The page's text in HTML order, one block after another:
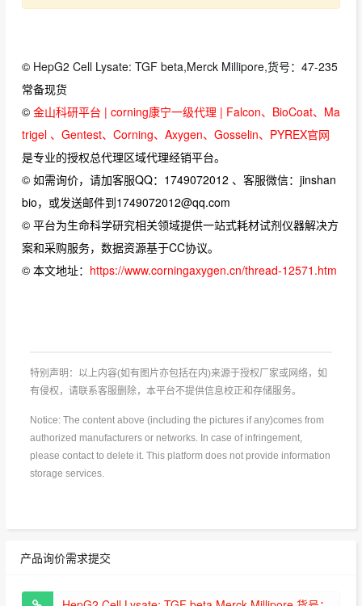
© HepG2 Cell Lysate: TGF beta,Merck Millipore,货号：47-235
常备现货
© 金山科研平台 | corning康宁一级代理 | Falcon、BioCoat、Ma
trigel 、Gentest、Corning、Axygen、Gosselin、PYREX官网
是专业的授权总代理区域代理经销平台。
© 如需询价，请加客服QQ：1749072012 、客服微信：jinshan
bio，或发送邮件到1749072012@qq.com
© 平台为生命科学研究相关领域提供一站式耗材试剂仪器解决方
案和采购服务，数据资源基于CC协议。
© 本文地址： https://www.corningaxygen.cn/thread-12571.htm
特别声明：以上内容(如有图片亦包括在内)来源于授权厂家或网络，如
有侵权，请联系客服删除，本平台不提供信息校正和存储服务。
Notice: The content above (including the pictures if any)comes from
authorized manufacturers or networks. In case of infringement,
please contact to delete it. This platform does not provide information
storage services.
产品询价需求提交